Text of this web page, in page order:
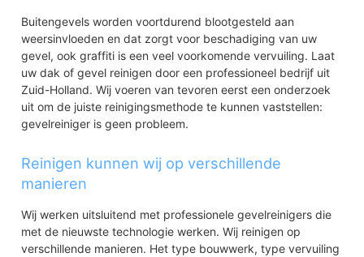
Buitengevels worden voortdurend blootgesteld aan
weersinvloeden en dat zorgt voor beschadiging van uw
gevel, ook graffiti is een veel voorkomende vervuiling. Laat
uw dak of gevel reinigen door een professioneel bedrijf uit
Zuid-Holland. Wij voeren van tevoren eerst een onderzoek
uit om de juiste reinigingsmethode te kunnen vaststellen:
gevelreiniger is geen probleem.
Reinigen kunnen wij op verschillende
manieren
Wij werken uitsluitend met professionele gevelreinigers die
met de nieuwste technologie werken. Wij reinigen op
verschillende manieren. Het type bouwwerk, type vervuiling